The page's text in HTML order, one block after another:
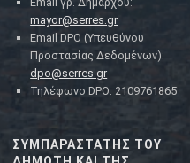
mayor@serres.gr
Email DPO (Υπευθύνου
Προστασίας Δεδομένων):
dpo@serres.gr
Τηλέφωνο DPO: 2109761865
ΣΥΜΠΑΡΑΣΤΑΤΗΣ ΤΟΥ